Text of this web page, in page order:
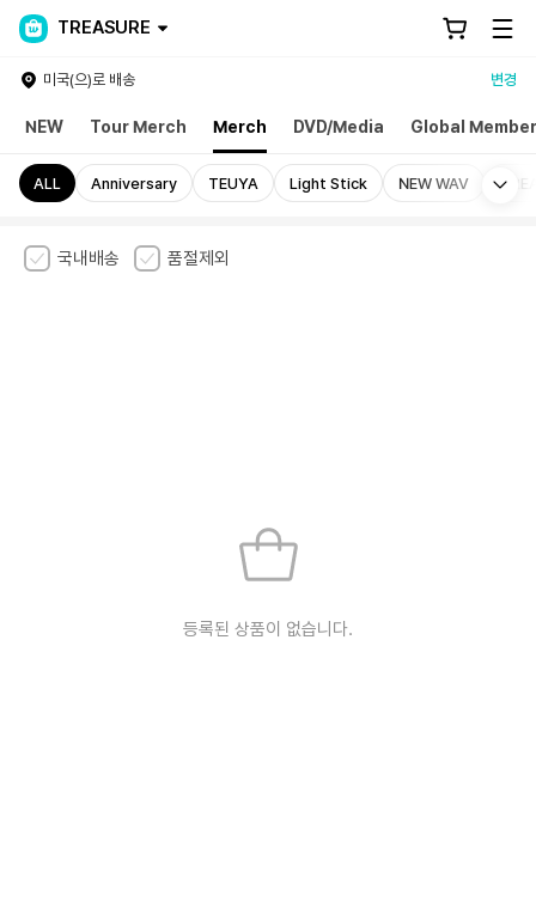
TREASURE
미국(으)로 배송 변경
NEW Tour Merch Merch DVD/Media Global
ALL Anniversary TEUYA Light Stick NEW WAV
국내배송 품절제외
등록된 상품이 없습니다.